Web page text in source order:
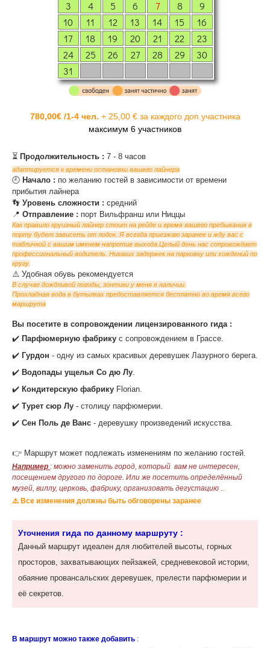
3
4 5 6 7 8
9
10
11 12 13 14 15
16
17
18 19 20 21 22
23
24
25 26 27 28 29
30
31
780,00€ /1-4 чел. + 25,00 € за каждого доп.участника
максимум 6 участников
⏳ Продолжительность : 7 - 8 часов
адаптируется к времени остановки вашего лайнера
‌🕘 Начало : по желанию гостей в зависимости от времени
прибытия лайнера
‌👣 Уровень сложности : средний
‌📍 Отправление : порт Вильфранш или Ниццы
Как правило круизный лайнер стоит на рейде и время вашего пребывания в
порту будет зависеть от лодок. Я всегда приезжаю заранее и жду вас с
табличкой с вашим именем напротив выхода.Целый день нас сопровождает
профессиональный водитель. Никаких задержек на парковку или хождений по
кругу.
‌⚠️ Удобная обувь рекомендуется
В случае дождливой погоды, зонтики у меня в наличии.
Прохладная вода в бутылках предоставляется бесплатно во время всего
маршрута
‌‌Вы посетите в сопровождении лицензированного гида :
✔️ Парфюмерную фабрику с сопровождением в Грассе.
✔️ Гурдон - одну из самых красивых деревушек Лазурного берега.
✔️ Водопады ущелья Со дю Лу.
✔️ Кондитерскую фабрику Florian.
✔️ Турет сюр Лу - столицу парфюмерии.
✔️ Сен Поль де Ванс - деревушку произведений искусства.
👉 Маршрут может подлежать изменениям по желанию гостей.
Например : можно заменить город, который вам не интересен,
посещением другого по дороге. Или же посетить определённый
музей, виллу, церковь, фабрику, организовать дегустацию ...
⚠️ Все изменения должны быть обговорены заранее
Уточнения гида по данному маршруту :
Данный маршрут идеален для любителей высоты, горных
просторов, захватывающих пейзажей, средневековой истории,
обаяние провансальских деревушек, прелести парфюмерии и
её секретов.
В маршрут можно также добавить :